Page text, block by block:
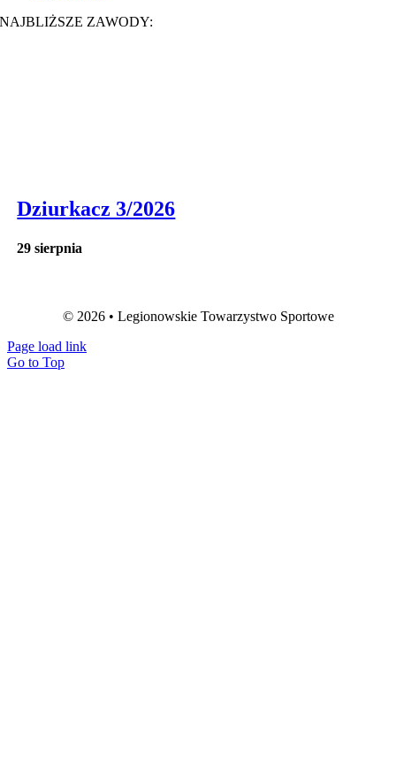
NAJBLIŻSZE ZAWODY:
Dziurkacz 3/2026
29 sierpnia
© 2026 • Legionowskie Towarzystwo Sportowe
Page load link
Go to Top